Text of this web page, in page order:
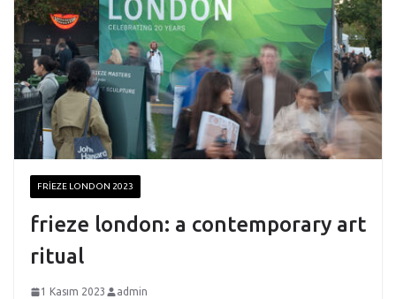
FRIEZE LONDON 2023
frieze london: a contemporary art
ritual
1 Kasım 2023 admin